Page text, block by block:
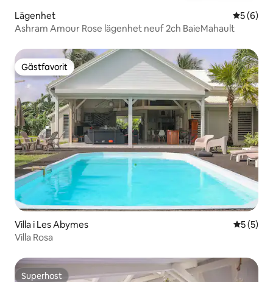
Lägenhet 5 av 5 i
5 (6)
Ashram Amour Rose lägenhet neuf 2ch BaieMahault
Gästfavorit
Gästfavorit
Villa i Les Abymes 5 av 5 i
5 (5)
Villa Rosa
Superhost